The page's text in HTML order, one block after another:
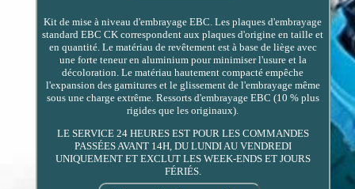
Kit de mise à niveau d'embrayage EBC. Les plaques d'embrayage
standard EBC CK correspondent aux plaques d'origine en taille et
en quantité. Le matériau de revêtement est à base de liège avec
une forte teneur en aluminium pour minimiser l'usure et la
décoloration. Le matériau hautement compacté empêche
l'expansion des garnitures et le glissement de l'embrayage même
sous une charge extrême. Ressorts d'embrayage EBC (10 % plus
rigides que les originaux).
LE SERVICE 24 HEURES EST POUR LES COMMANDES
PASSÉES AVANT 14H, DU LUNDI AU VENDREDI
UNIQUEMENT ET EXCLUT LES WEEK-ENDS ET JOURS
FÉRIÉS.